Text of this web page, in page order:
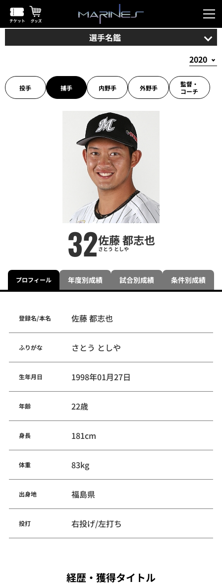
選手名鑑
投手 捕手 内野手 外野手
監督・
コーチ
32佐藤 都志也
さとう としや
プロフィール 年度別成績 試合別成績 条件別成績
登録名/本名 佐藤 都志也
ふりがな さとう としや
生年月日 1998年01月27日
年齢 22歳
身長 181cm
体重 83kg
出身地 福島県
投打 右投げ/左打ち
経歴・獲得タイトル